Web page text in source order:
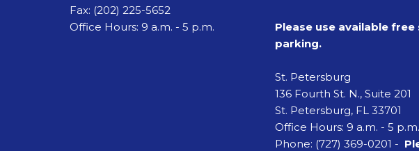
Fax: (202) 225-5652
Office Hours: 9 a.m. - 5 p.m.
Please use available
parking.
St. Petersburg
136 Fourth St. N., Suite 201
St. Petersburg, FL 33701
Office Hours: 9 a.m. - 5 p.m.
Phone: (727) 369-0201 -